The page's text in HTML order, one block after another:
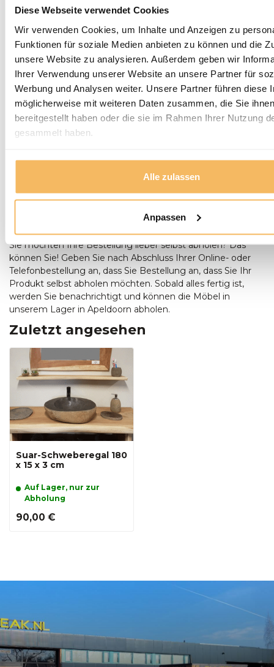
Diese Webseite verwendet Cookies
Wir verwenden Cookies, um Inhalte und Anzeigen zu
Funktionen für soziale Medien anbieten zu können und die
unsere Website zu analysieren. Außerdem geben wir
Ihrer Verwendung unserer Website an unsere Partner für
Werbung und Analysen weiter. Unsere Partner führen diese
möglicherweise mit weiteren Daten zusammen, die Sie ihnen
bereitgestellt haben oder die sie im Rahmen Ihrer Nutzung
gesammelt haben.
Alle zulassen
Anpassen
montiert, das müssen Sie selbst tun.
Die Versandkosten unter 500 € Bestellwert betragen: für
kleine Pakete 7,50 € und für den eigenen Transport 24,95 €.
Leider können nicht alle Sendungen zugestellt werden.
Entweder weil sie zu zerbrechlich sind oder weil sie zu groß
sind, um mit unserem Paketdienst verschickt zu werden.
Diese Produkte sind daher mit „nur Abholung“
gekennzeichnet.
gelten innerhalb von NL, BE und Norddeutschland, außer
nur im Erdgeschoss erfolgen. Wenn das Haus ohne
Hindernisse zugänglich ist, erfolgt die Lieferung im Haus.
BESTELLUNG ABHOLUNG:
Sie möchten Ihre Bestellung lieber selbst abholen? Das
können Sie! Geben Sie nach Abschluss Ihrer Online- oder
Telefonbestellung an, dass Sie Bestellung an, dass Sie Ihr
Produkt selbst abholen möchten. Sobald alles fertig ist,
werden Sie benachrichtigt und können die Möbel in
unserem Lager in Apeldoorn abholen.
Zuletzt angesehen
Suar-Schweberegal 180
x 15 x 3 cm
Auf Lager, nur zur
Abholung
90,00 €